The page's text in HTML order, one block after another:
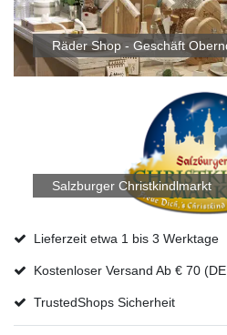
Räder Shop - Geschäft
Salzburger Christkindlmarkt
Lieferzeit etwa 1 bis 3 Werktage
Kostenloser Versand Ab € 70 (DE
TrustedShops Sicherheit